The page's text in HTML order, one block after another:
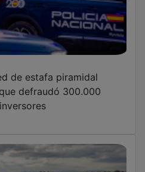
en plena lavanda de
edición del Alma